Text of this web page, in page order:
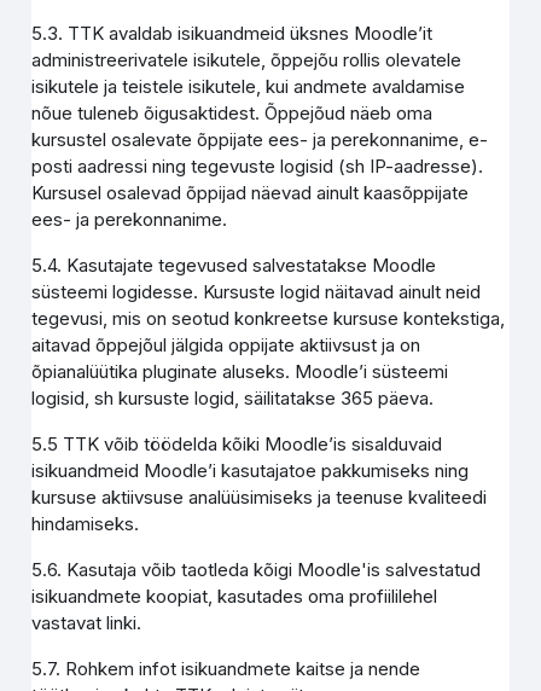
5.3. TTK avaldab isikuandmeid üksnes Moodle’it
administreerivatele isikutele, õppejõu rollis olevatele
isikutele ja teistele isikutele, kui andmete avaldamise
nõue tuleneb õigusaktidest. Õppejõud näeb oma
kursustel osalevate õppijate ees- ja perekonnanime, e-
posti aadressi ning tegevuste logisid (sh IP-aadresse).
Kursusel osalevad õppijad näevad ainult kaasõppijate
ees- ja perekonnanime.
5.4. Kasutajate tegevused salvestatakse Moodle
süsteemi logidesse. Kursuste logid näitavad ainult neid
tegevusi, mis on seotud konkreetse kursuse kontekstiga,
aitavad õppejõul jälgida oppijate aktiivsust ja on
õpianalüütika pluginate aluseks. Moodle’i süsteemi
logisid, sh kursuste logid, säilitatakse 365 päeva.
5.5 TTK võib töödelda kõiki Moodle’is sisalduvaid
isikuandmeid Moodle’i kasutajatoe pakkumiseks ning
kursuse aktiivsuse analüüsimiseks ja teenuse kvaliteedi
hindamiseks.
5.6. Kasutaja võib taotleda kõigi Moodle'is salvestatud
isikuandmete koopiat, kasutades oma profiililehel
vastavat linki.
5.7. Rohkem infot isikuandmete kaitse ja nende